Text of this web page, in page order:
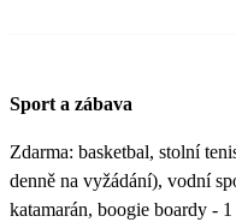
Sport a zábava
Zdarma: basketbal, stolní
denně na vyžádání), vodní
katamarán, boogie boardy -